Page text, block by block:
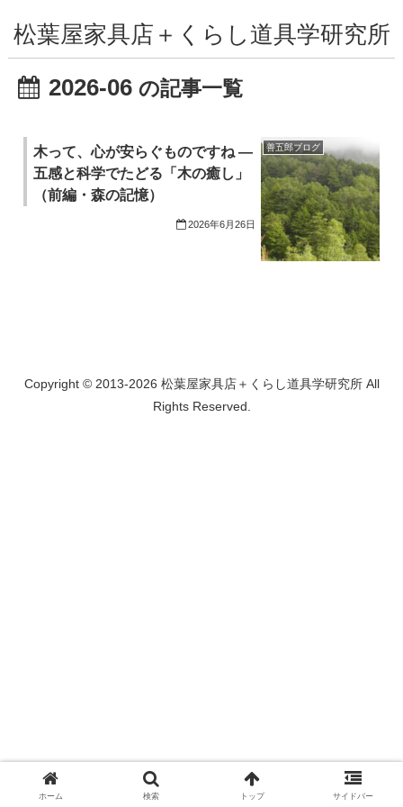
松葉屋家具店＋くらし道具学研究所
2026-06 の記事一覧
善五郎ブログ
木って、心が安らぐものですね ―
五感と科学でたどる「木の癒し」
（前編・森の記憶）
2026年6月26日
Copyright © 2013-2026 松葉屋家具店＋くらし道具学研究所 All
Rights Reserved.
ホーム 検索 トップ サイドバー